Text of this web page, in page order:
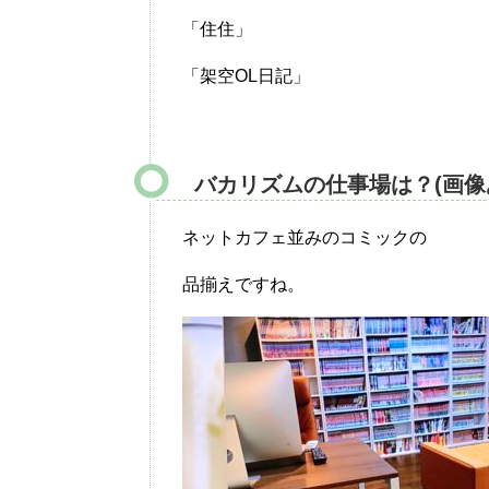
「住住」
「架空OL日記」
バカリズムの仕事場は？(画
ネットカフェ並みのコミックの
品揃えですね。